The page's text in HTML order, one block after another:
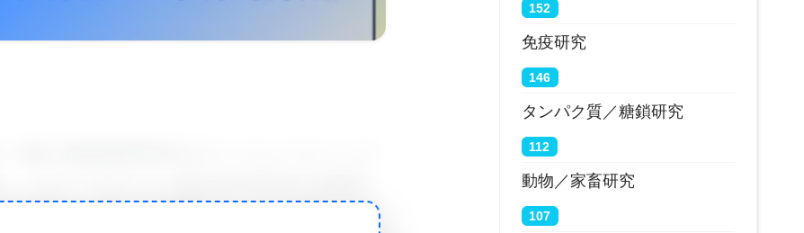
”方法は、心臓の健康状態など、より一般的な体質
152
免疫研究
146
タンパク質／糖鎖研究
112
動物／家畜研究
107